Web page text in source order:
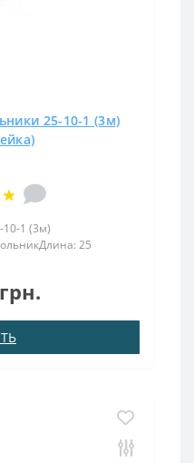
25-10-1 (3м)
1 (3м)
25
прибл.: 1